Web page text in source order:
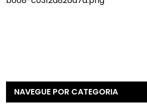
NAVEGUE POR CATEGORIA